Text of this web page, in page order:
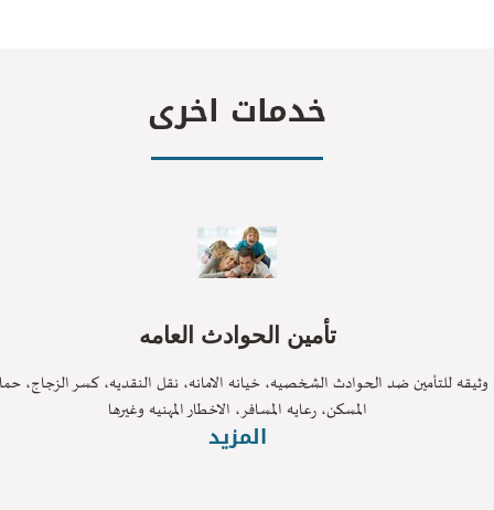
خدمات اخرى
تأمين الحوادث العامه
للتأمين ضد الحوادث الشخصيه، خيانه الامانه، نقل النقديه، كسر الزجاج، حمايه
المسكن، رعايه المسافر، الاخطار المهنيه وغيرها
المزيد